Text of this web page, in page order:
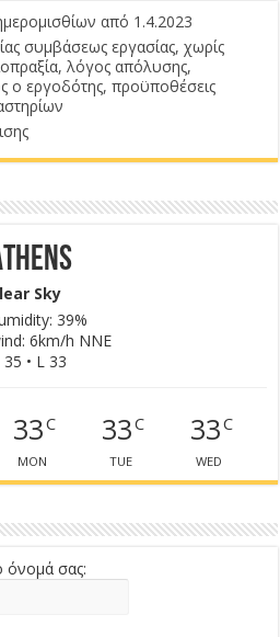
από 1.4.2023
συμβάσεως εργασίας, χωρίς
λόγος απόλυσης,
ο εργοδότης, προϋποθέσεις
Sky
39%
6km/h NNE
35 • L 33
33C
MON
33C
TUE
33C
WED
όνομά σας: